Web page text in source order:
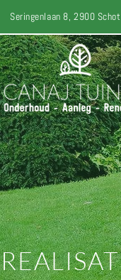
Seringenlaan 8, 2900